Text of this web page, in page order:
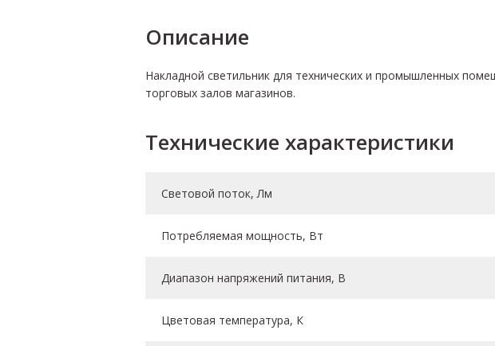
Описание
Накладной светильник для технических и промышленных
торговых залов магазинов.
Технические характеристики
Световой поток, Лм
Потребляемая мощность, Вт
Диапазон напряжений питания, В
Цветовая температура, К